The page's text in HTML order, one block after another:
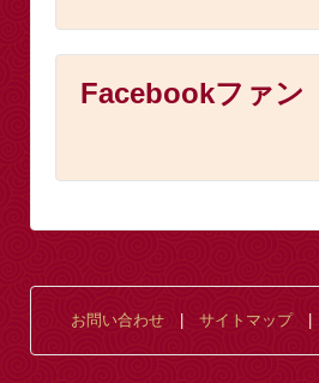
Facebookファン
お問い合わせ| サイトマップ|